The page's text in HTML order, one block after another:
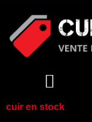
cuir en stock